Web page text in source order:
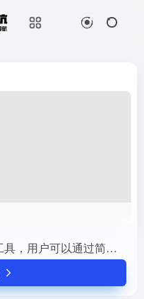
Udio是一款AI音乐生成工具，用户可以通过简单的文字描述轻松创作带有歌词的音乐作品。它支持多种音乐类型和风格，如EDM、钢琴爵士、新灵魂乐等，满足不同用户的需求。同时，用户还...